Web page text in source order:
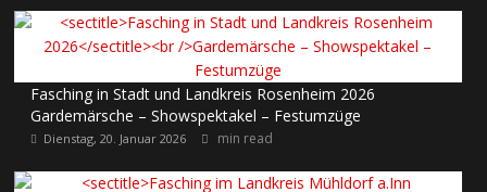
Fasching in Stadt und Landkreis Rosenheim 2026
Gardemärsche – Showspektakel – Festumzüge
Dienstag, 20. Januar 2026 min read